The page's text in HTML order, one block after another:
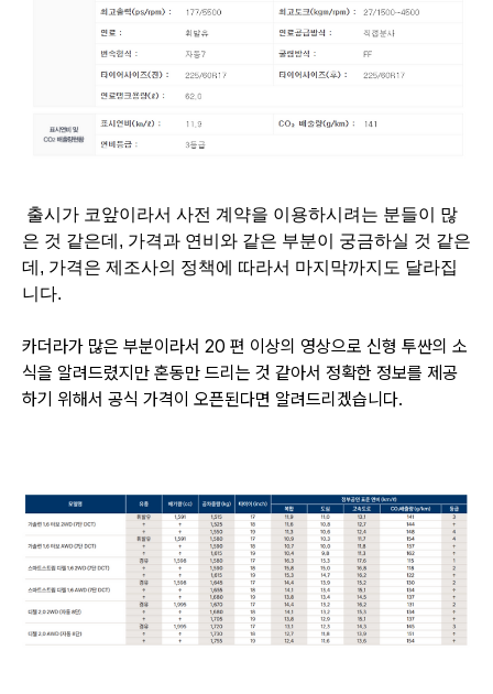
출시가 코앞이라서 사전 계약을 이용하시려는 분들이 많
은 것 같은데, 가격과 연비와 같은 부분이 궁금하실 것 같은
데, 가격은 제조사의 정책에 따라서 마지막까지도 달라집
니다.
카더라가 많은 부분이라서 20 편 이상의 영상으로 신형 투싼의 소
식을 알려드렸지만 혼동만 드리는 것 같아서 정확한 정보를 제공
하기 위해서 공식 가격이 오픈된다면 알려드리겠습니다.